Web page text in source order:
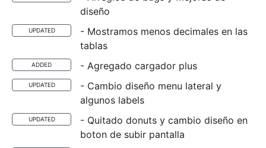
diseño
UPDATED
- Mostramos menos decimales en las
tablas
ADDED - Agregado cargador plus
UPDATED
- Cambio diseño menu lateral y
algunos labels
UPDATED
- Quitado donuts y cambio diseño en
boton de subir pantalla